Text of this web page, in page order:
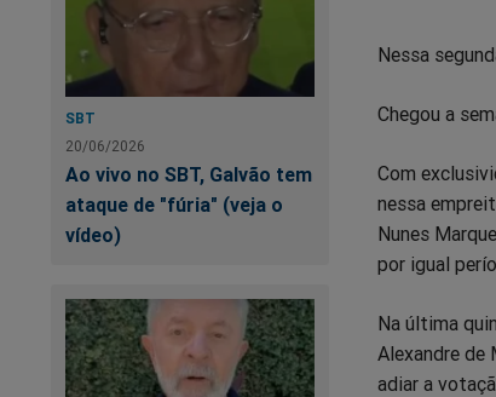
SBT
20/06/2026
Ao vivo no SBT, Galvão tem
ataque de "fúria" (veja o
vídeo)
no
Facebook
no
Nessa
Chegou a
Com
nessa
Nunes
por igual
Na última
Alexandre de
adiar a